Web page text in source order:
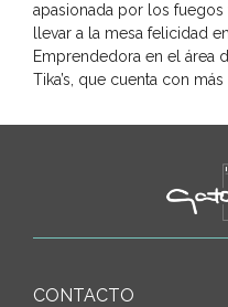
apasionada por los
llevar a la mesa felicidad
Emprendedora en el área
Tika’s, que cuenta con
CONTACTO